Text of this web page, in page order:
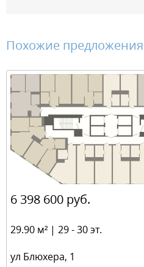
Похожие предложения
6 398 600 руб.
29.90 м² | 29 - 30 эт.
ул Блюхера, 1